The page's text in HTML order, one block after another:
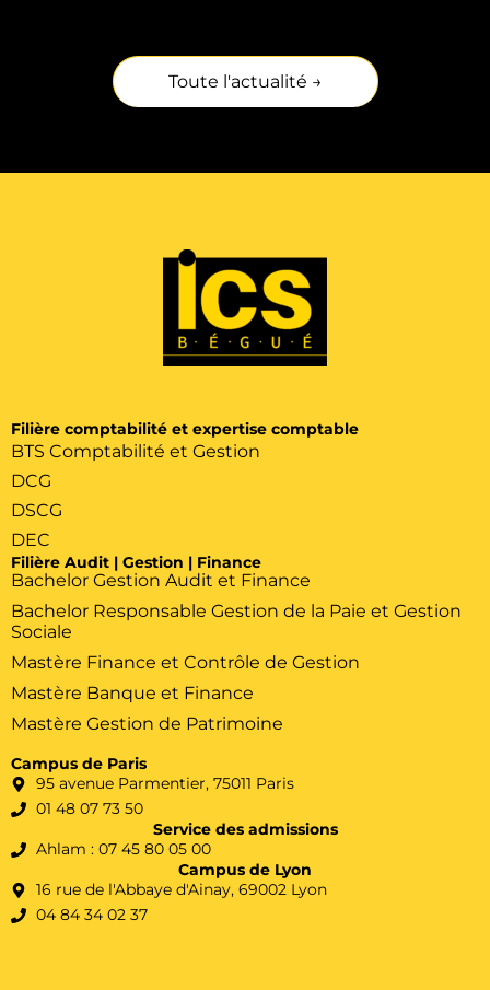
Toute l'actualité →
Filière comptabilité et expertise comptable
BTS Comptabilité et Gestion
DCG
DSCG
DEC
Filière Audit | Gestion | Finance
Bachelor Gestion Audit et Finance
Bachelor Responsable Gestion de la Paie et Gestion
Sociale
Mastère Finance et Contrôle de Gestion
Mastère Banque et Finance
Mastère Gestion de Patrimoine
Campus de Paris
95 avenue Parmentier, 75011 Paris
01 48 07 73 50
Service des admissions
Ahlam : 07 45 80 05 00
Campus de Lyon
16 rue de l'Abbaye d'Ainay, 69002 Lyon
04 84 34 02 37